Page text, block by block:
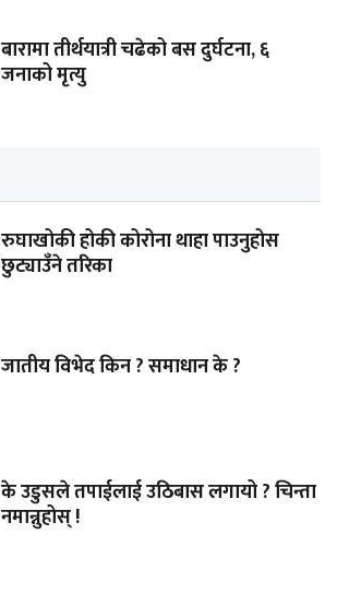
बारामा तीर्थयात्री चढेको बस दुर्घटना, ६
जनाको मृत्यु
रुघाखोकी होकी कोरोना थाहा पाउनुहोस
छुट्याउँने तरिका
जातीय विभेद किन ? समाधान के ?
के उडुसले तपाईलाई उठिबास लगायो ? चिन्ता
नमान्नुहोस् !